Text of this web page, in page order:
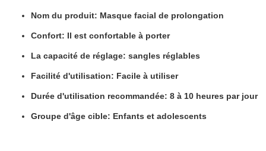
Nom du produit: Masque facial de prolongation
Confort: Il est confortable à porter
La capacité de réglage: sangles réglables
Facilité d'utilisation: Facile à utiliser
Durée d'utilisation recommandée: 8 à 10 heures par jour
Groupe d'âge cible: Enfants et adolescents